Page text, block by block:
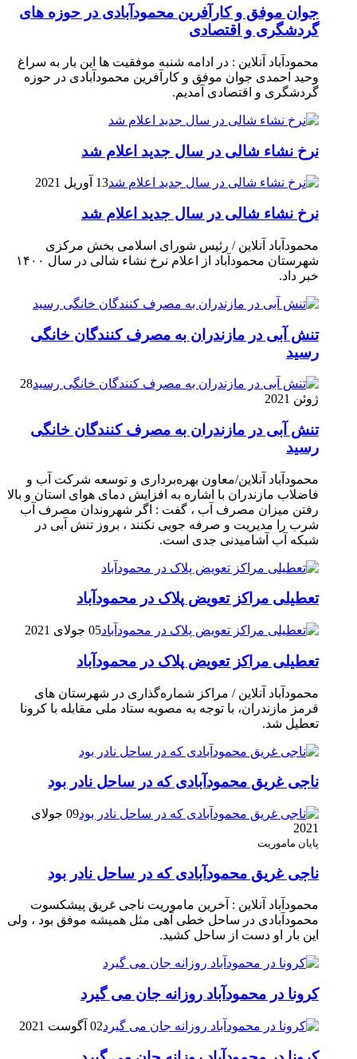
جوان موفق و کارآفرین محمودآبادی در حوزه های
گردشگری و اقتصادی
محمودآباد آنلاین : در ادامه شنبه موفقیت ها این بار به سراغ
وحید احمدی جوان موفق و کارآفرین محمودآبادی در حوزه
گردشگری و اقتصادی آمدیم.
نرخ نشاء شالی در سال جدید اعلام شد
13 آوریل 2021
نرخ نشاء شالی در سال جدید اعلام شد
محمودآباد آنلاین / رئیس شورای اسلامی بخش مرکزی
شهرستان محمودآباد از اعلام نرخ نشاء شالی در سال ۱۴۰۰
خبر داد.
تنش آبی در مازندران به مصرف كنندگان خانگی
رسيد
28
ژوئن 2021
تنش آبی در مازندران به مصرف كنندگان خانگی
رسيد
محمودآباد آنلاین/معاون بهره‌برداری و توسعه شرکت آب و
فاضلاب مازندران با اشاره به افزایش دمای هوای استان و بالا
رفتن میزان مصرف آب ، گفت : اگر شهروندان مصرف آب
شرب را مدیریت و صرفه جویی نکنند ، بروز تنش آبی در
شبکه آب آشامیدنی جدی است.
تعطیلی مراکز تعویض پلاک در محمودآباد
05 جولای 2021
تعطیلی مراکز تعویض پلاک در محمودآباد
محمودآباد آنلاین / مراکز شماره‌گذاری در شهر‌ستان های
قرمز مازندران، با توجه به مصوبه ستاد ملی مقابله با کرونا
تعطیل شد.
ناجی غریق محمودآبادی که در ساحل نادر بود
09 جولای
2021
پایان ماموریت
ناجی غریق محمودآبادی که در ساحل نادر بود
محمودآباد آنلاین : آخرین ماموریت ناجی غریق پیشکسوت
محمودآبادی در ساحل خطی آهی مثل همیشه موفق بود ، ولی
این بار او دست از ساحل کشید.
کرونا در محمودآباد روزانه جان می گیرد
02 آگوست 2021